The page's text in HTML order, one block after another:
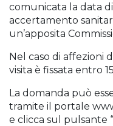
comunicata la data
accertamento
un’apposita
Nel caso di affezioni
visita è fissata entro
La domanda può
tramite il portale
e clicca sul pulsante